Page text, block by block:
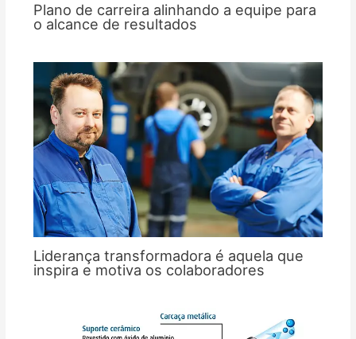
Plano de carreira alinhando a equipe para
o alcance de resultados
Liderança transformadora é aquela que
inspira e motiva os colaboradores